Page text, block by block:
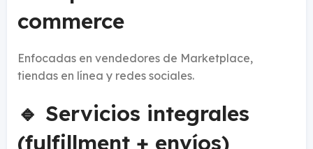
commerce
Enfocadas en vendedores de Marketplace,
tiendas en línea y redes sociales.
🔹 Servicios integrales
(fulfillment + envíos)